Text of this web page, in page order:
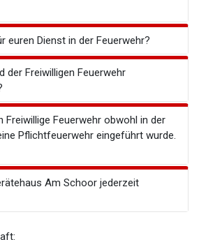
euren Dienst in der Feuerwehr?
der Freiwilligen Feuerwehr
Freiwillige Feuerwehr obwohl in der
Pflichtfeuerwehr eingeführt wurde.
Am Schoor jederzeit